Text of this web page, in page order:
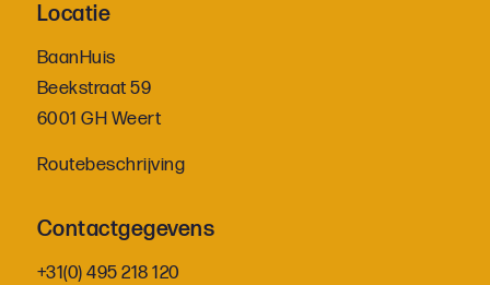
Locatie
BaanHuis
Beekstraat 59
6001 GH Weert
Routebeschrijving
Contactgegevens
+31(0) 495 218 120